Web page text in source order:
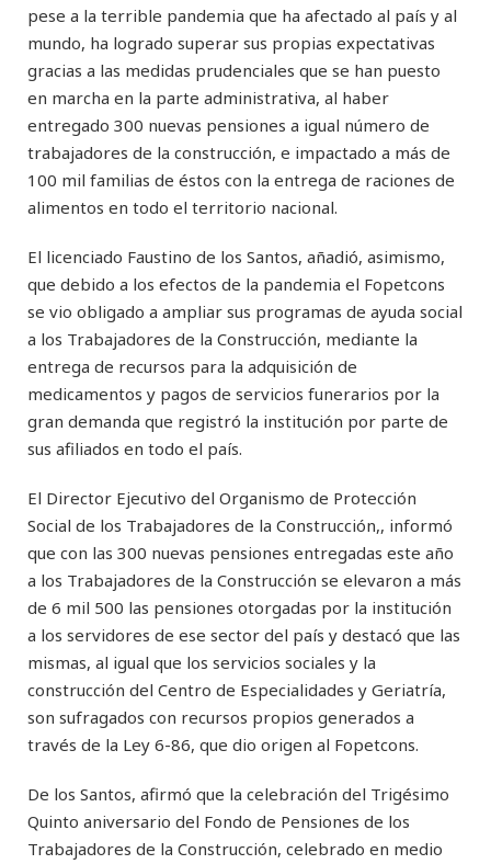
pese a la terrible pandemia que ha afectado al país y al
mundo, ha logrado superar sus propias expectativas
gracias a las medidas prudenciales que se han puesto
en marcha en la parte administrativa, al haber
entregado 300 nuevas pensiones a igual número de
trabajadores de la construcción, e impactado a más de
100 mil familias de éstos con la entrega de raciones de
alimentos en todo el territorio nacional.
El licenciado Faustino de los Santos, añadió, asimismo,
que debido a los efectos de la pandemia el Fopetcons
se vio obligado a ampliar sus programas de ayuda social
a los Trabajadores de la Construcción, mediante la
entrega de recursos para la adquisición de
medicamentos y pagos de servicios funerarios por la
gran demanda que registró la institución por parte de
sus afiliados en todo el país.
El Director Ejecutivo del Organismo de Protección
Social de los Trabajadores de la Construcción,, informó
que con las 300 nuevas pensiones entregadas este año
a los Trabajadores de la Construcción se elevaron a más
de 6 mil 500 las pensiones otorgadas por la institución
a los servidores de ese sector del país y destacó que las
mismas, al igual que los servicios sociales y la
construcción del Centro de Especialidades y Geriatría,
son sufragados con recursos propios generados a
través de la Ley 6-86, que dio origen al Fopetcons.
De los Santos, afirmó que la celebración del Trigésimo
Quinto aniversario del Fondo de Pensiones de los
Trabajadores de la Construcción, celebrado en medio